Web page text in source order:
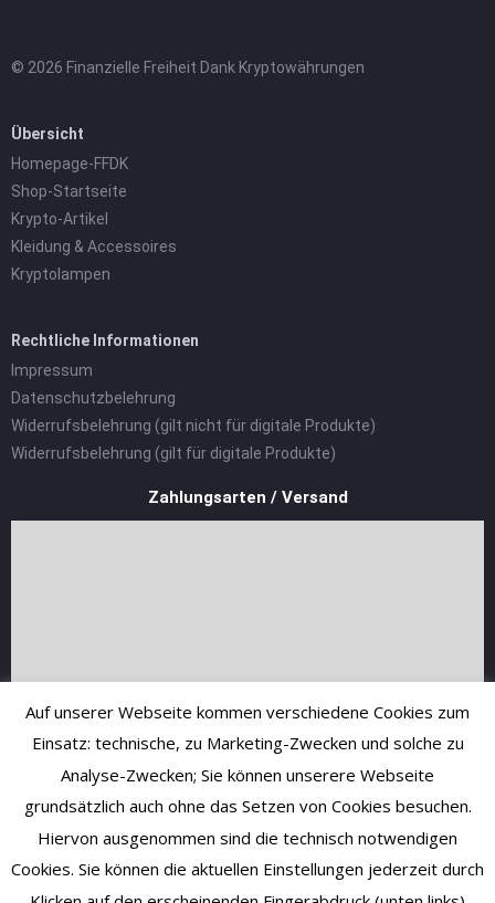
© 2026 Finanzielle Freiheit Dank Kryptowährungen
Übersicht
Homepage-FFDK
Shop-Startseite
Krypto-Artikel
Kleidung & Accessoires
Kryptolampen
Rechtliche Informationen
Impressum
Datenschutzbelehrung
Widerrufsbelehrung (gilt nicht für digitale Produkte)
Widerrufsbelehrung (gilt für digitale Produkte)
Zahlungsarten / Versand
Auf unserer Webseite kommen verschiedene Cookies zum
Einsatz: technische, zu Marketing-Zwecken und solche zu
Analyse-Zwecken; Sie können unserere Webseite
grundsätzlich auch ohne das Setzen von Cookies besuchen.
Hiervon ausgenommen sind die technisch notwendigen
Cookies. Sie können die aktuellen Einstellungen jederzeit durch